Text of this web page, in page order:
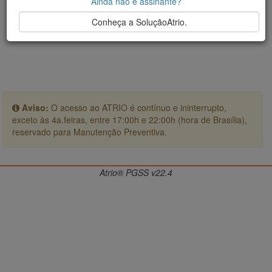
Aviso: O acesso ao ATRIO é contínuo e ininterrupto,
exceto às 4a.feiras, entre 17:00h e 22:00h (hora de Brasília),
reservado para Manutenção Preventiva.
Conheça a SoluçãoAtrio.
Atrio® PGSS v22.4